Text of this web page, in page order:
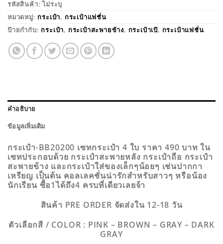
รหัสสินค้า:ไม่ระบุ
หมวดหมู่:กระเป๋า, กระเป๋าแฟชั่น
ป้ายกำกับ:กระเป๋า, กระเป๋าสะพายข้าง, กระเป๋าเป้, กระเป๋าแฟชั่น
คำอธิบาย
ข้อมูลเพิ่มเติม
กระเป๋า-BB20200 เซทกระเป๋า 4 ใบ ราคา 490 บาท ใน
เซทประกอบด้วย กระเป๋าสะพายหลัง กระเป๋าถือ กระเป๋า
สะพายข้าง และกระเป๋าใส่ของเล็กๆน้อยๆ เช่นปากกา
เหรียญ เป็นต้น คอลเลคชั่นน่ารักสำหรับสาวๆ หรือน้อง
นักเรียน ซื้อ1ได้ถึง4 ครบที่เดียวเลยจ้า
สินค้า PRE ORDER จัดส่งใน 12-18 วัน
ตัวเลือกสี / COLOR : PINK – BROWN – GRAY – DARK
GRAY